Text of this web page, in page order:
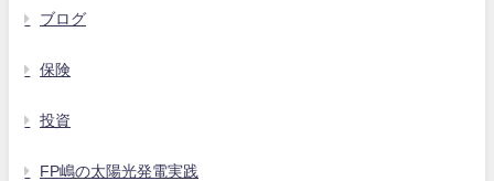
ブログ
保険
投資
FP嶋の太陽光発電実践